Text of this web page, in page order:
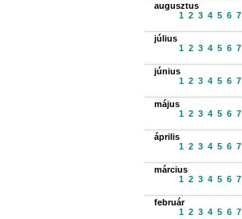
augusztus
1 2 3 4 5 6 7
július
1 2 3 4 5 6 7
június
1 2 3 4 5 6 7
május
1 2 3 4 5 6 7
április
1 2 3 4 5 6 7
március
1 2 3 4 5 6 7
február
1 2 3 4 5 6 7